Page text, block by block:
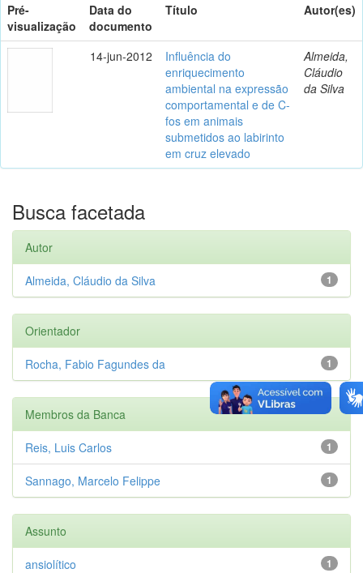
Pré-
visualização
Data do
documento
Título Autor(es)
14-jun-2012
Influência do
enriquecimento
ambiental na expressão
comportamental e de C-
fos em animais
submetidos ao labirinto
em cruz elevado
Almeida,
Cláudio
da Silva
Busca facetada
Autor
1
Almeida, Cláudio da Silva
Orientador
1
Rocha, Fabio Fagundes da
Membros da Banca
1
Reis, Luis Carlos
1
Sannago, Marcelo Felippe
Assunto
1
ansiolítico